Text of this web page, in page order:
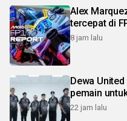
Alex
tercepat di
8 jam lalu
Dewa
pemain
22 jam lalu